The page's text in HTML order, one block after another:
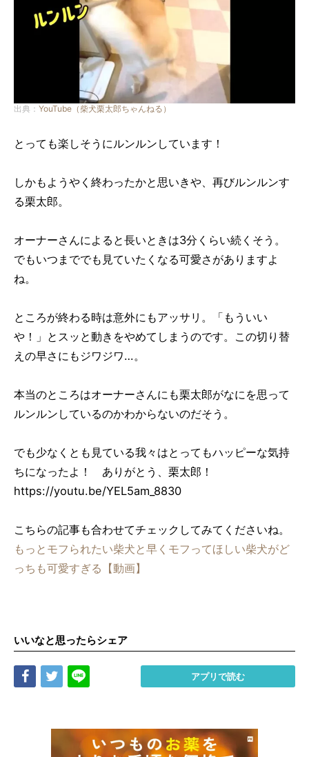
出典： YouTube（柴犬栗太郎ちゃんねる）
とっても楽しそうにルンルンしています！
しかもようやく終わったかと思いきや、再びルンルンす
る栗太郎。
オーナーさんによると長いときは3分くらい続くそう。
でもいつまででも見ていたくなる可愛さがありますよ
ね。
ところが終わる時は意外にもアッサリ。「もういい
や！」とスッと動きをやめてしまうのです。この切り替
えの早さにもジワジワ…。
本当のところはオーナーさんにも栗太郎がなにを思って
ルンルンしているのかわからないのだそう。
でも少なくとも見ている我々はとってもハッピーな気持
ちになったよ！ ありがとう、栗太郎！
https://youtu.be/YEL5am_8830
こちらの記事も合わせてチェックしてみてくださいね。
もっとモフられたい柴犬と早くモフってほしい柴犬がど
っちも可愛すぎる【動画】
いいなと思ったらシェア
Share Tweet アプリで読む